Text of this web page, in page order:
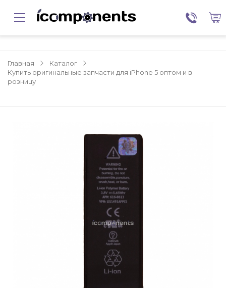
Главная
Каталог
Купить оригинальные запчасти для iPhone 5 оптом и в
розницу